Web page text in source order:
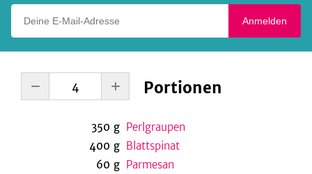
Anmelden
Portionen
350 g Perlgraupen
400 g Blattspinat
60 g Parmesan